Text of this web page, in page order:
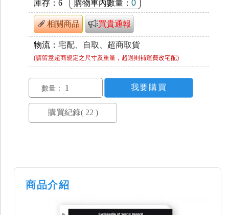
庫存： 6 購物車內數量： 0
相關商品 買貴通報
物流： 宅配、自取、超商取貨
(請留意超商規定之尺寸及重量，超過則補運費改宅配)
數量：
商品介紹